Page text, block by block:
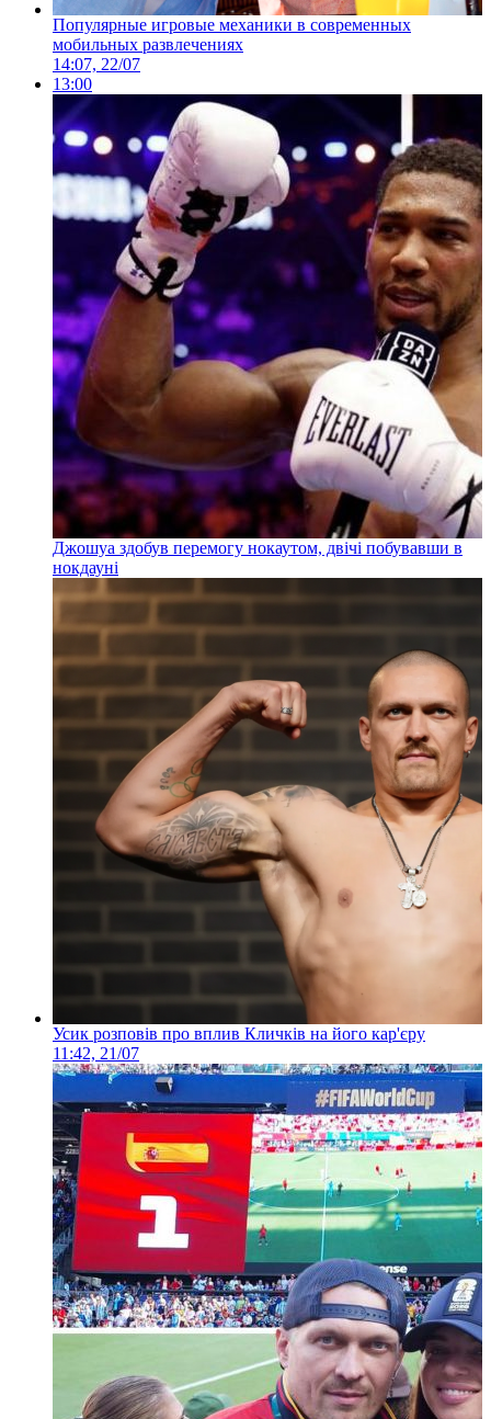
Популярные игровые механики в современных
мобильных развлечениях
14:07, 22/07
13:00
Джошуа здобув перемогу нокаутом, двічі побувавши в
нокдауні
Усик розповів про вплив Кличків на його кар'єру
11:42, 21/07